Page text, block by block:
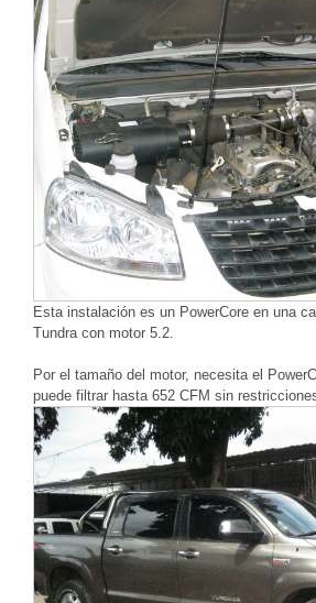
Esta instalación es un PowerCore en una
Tundra con motor 5.2.
Por el tamaño del motor, necesita el
puede filtrar hasta 652 CFM sin